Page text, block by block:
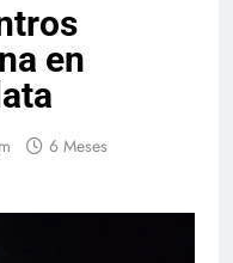
en
6 Meses